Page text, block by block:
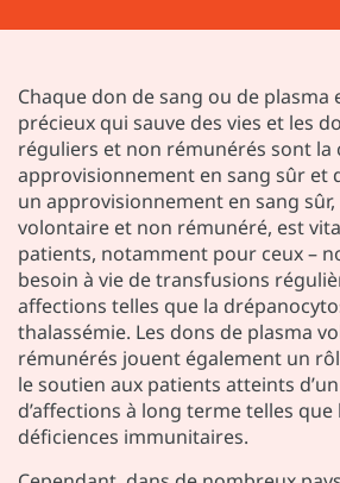
Chaque don de sang ou de plasma
précieux qui sauve des vies et les
réguliers et non rémunérés sont la
approvisionnement en sang sûr et
un approvisionnement en sang
volontaire et non rémunéré, est
patients, notamment pour ceux –
besoin à vie de transfusions
affections telles que la
thalassémie. Les dons de plasma
rémunérés jouent également un
le soutien aux patients atteints
d’affections à long terme telles que
déficiences immunitaires.